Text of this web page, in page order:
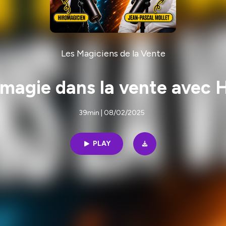
Les Magiciens de la Vente
dans la vente avec
39min | 08/02/2025
PLAY